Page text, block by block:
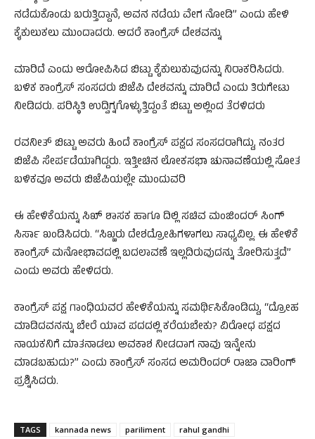
ನಡೆದುಕೊಂಡು ಬರುತ್ತಿದ್ದಾನೆ, ಅವನ ನಡೆಯ ವೇಗ ನೋಡಿ” ಎಂದು ಹೇಳಿ
ಕೈಕುಲುಕಲು ಮುಂದಾದರು. ಆದರೆ ಕಾಂಗ್ರೆಸ್ ದೇಶವನ್ನು
ಮಾರಿದೆ ಎಂದು ಆರೋಪಿಸಿದ ಬಿಟ್ಟು ಕೈಕುಲುಕುವುದನ್ನು ನಿರಾಕರಿಸಿದರು.
ಬಳಿಕ ಕಾಂಗ್ರೆಸ್ ಸಂಸದರು ಬಿಜೆಪಿ ದೇಶವನ್ನು ಮಾರಿದೆ ಎಂದು ತಿರುಗೇಟು
ನೀಡಿದರು. ಪರಿಸ್ಥಿತಿ ಉದ್ವಿಗ್ನಗೊಳ್ಳುತ್ತಿದ್ದಂತೆ ಬಿಟ್ಟು ಅಲ್ಲಿಂದ ತೆರಳಿದರು
ರವನೀತ್ ಬಿಟ್ಟು ಅವರು ಹಿಂದೆ ಕಾಂಗ್ರೆಸ್ ಪಕ್ಷದ ಸಂಸದರಾಗಿದ್ದು, ನಂತರ
ಬಿಜೆಪಿ ಸೇರ್ಪಡೆಯಾಗಿದ್ದರು. ಇತ್ತೀಚಿನ ಲೋಕಸಭಾ ಚುನಾವಣೆಯಲ್ಲಿ ಸೋತ
ಬಳಿಕವೂ ಅವರು ಬಿಜೆಪಿಯಲ್ಲೇ ಮುಂದುವರಿ
ಈ ಹೇಳಿಕೆಯನ್ನು ಸಿಖ್ ಶಾಸಕ ಹಾಗೂ ದಿಲ್ಲಿ ಸಚಿವ ಮಂಜಿಂದರ್ ಸಿಂಗ್
ಸಿರ್ಸಾ ಖಂಡಿಸಿದರು. “ಸಿಖ್ಖರು ದೇಶದ್ರೋಹಿಗಳಾಗಲು ಸಾಧ್ಯವಿಲ್ಲ. ಈ ಹೇಳಿಕೆ
ಕಾಂಗ್ರೆಸ್ ಮನೋಭಾವದಲ್ಲಿ ಬದಲಾವಣೆ ಇಲ್ಲದಿರುವುದನ್ನು ತೋರಿಸುತ್ತದೆ”
ಎಂದು ಅವರು ಹೇಳಿದರು.
ಕಾಂಗ್ರೆಸ್ ಪಕ್ಷ ಗಾಂಧಿಯವರ ಹೇಳಿಕೆಯನ್ನು ಸಮರ್ಥಿಸಿಕೊಂಡಿದ್ದು, “ದ್ರೋಹ
ಮಾಡಿದವನನ್ನು ಬೇರೆ ಯಾವ ಪದದಲ್ಲಿ ಕರೆಯಬೇಕು? ವಿರೋಧ ಪಕ್ಷದ
ನಾಯಕನಿಗೆ ಮಾತನಾಡಲು ಅವಕಾಶ ನೀಡದಾಗ ನಾವು ಇನ್ನೇನು
ಮಾಡಬಹುದು?” ಎಂದು ಕಾಂಗ್ರೆಸ್ ಸಂಸದ ಅಮರಿಂದರ್ ರಾಜಾ ವಾರಿಂಗ್
ಪ್ರಶ್ನಿಸಿದರು.
TAGS kannada news pariliment rahul gandhi